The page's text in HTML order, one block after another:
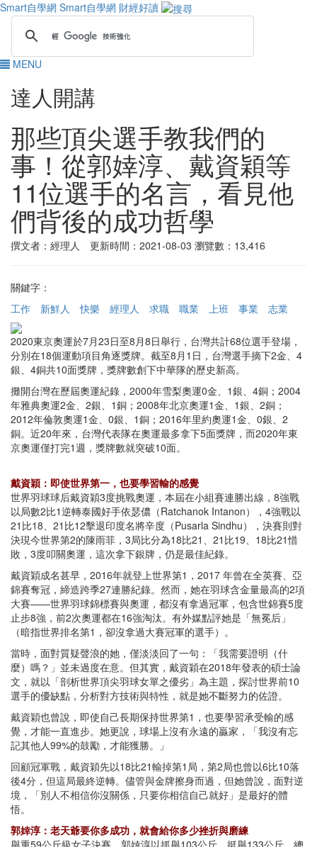
Smart自學網 Smart自學網 財經好讀
MENU
達人開講
那些頂尖選手教我們的
事！從郭婞淳、戴資穎等
11位選手的名言，看見他
們背後的成功哲學
撰文者：經理人 更新時間：2021-08-03 瀏覽數：13,416
關鍵字：
工作
新鮮人 快樂 經理人 求職 職業 上班 事業 志業
2020東京奧運於7月23日至8月8日舉行，台灣共計68位選手登場，
分別在18個運動項目角逐獎牌。截至8月1日，台灣選手摘下2金、4
銀、4銅共10面獎牌，獎牌數創下中華隊的歷史新高。
攤開台灣在歷屆奧運紀錄，2000年雪梨奧運0金、1銀、4銅；2004
年雅典奧運2金、2銀、1銅；2008年北京奧運1金、1銀、2銅；
2012年倫敦奧運1金、0銀、1銅；2016年里約奧運1金、0銀、2
銅。近20年來，台灣代表隊在奧運最多拿下5面獎牌，而2020年東
京奧運僅打完1週，獎牌數就突破10面。
戴資穎：即使世界第一，也要學習輸的感覺
世界羽球球后戴資穎3度挑戰奧運，本屆在小組賽連勝出線，8強戰
以局數2比1逆轉泰國好手依瑟儂（Ratchanok Intanon），4強戰以
21比18、21比12擊退印度名將辛度（Pusarla Sindhu），決賽則對
決現今世界第2的陳雨菲，3局比分為18比21、21比19、18比21惜
敗，3度叩關奧運，這次拿下銀牌，仍是最佳紀錄。
戴資穎成名甚早，2016年就登上世界第1，2017 年曾在全英賽、亞
錦賽奪冠，締造跨季27連勝紀錄。然而，她在羽球含金量最高的2項
大賽——世界羽球錦標賽與奧運，都沒有拿過冠軍，包含世錦賽5度
止步8強，前2次奧運都在16強淘汰。有外媒點評她是「無冕后」
（暗指世界排名第1，卻沒拿過大賽冠軍的選手）。
當時，面對質疑聲浪的她，僅淡淡回了一句：「我需要證明（什
麼）嗎？」並未過度在意。但其實，戴資穎在2018年發表的碩士論
文，就以「剖析世界頂尖羽球女單之優劣」為主題，探討世界前10
選手的優缺點，分析對方技術與特性，就是她不斷努力的佐證。
戴資穎也曾說，即使自己長期保持世界第1，也要學習承受輸的感
覺，才能一直進步。她更說，球場上沒有永遠的贏家，「我沒有忘
記其他人99%的鼓勵，才能獲勝。」
回顧冠軍戰，戴資穎先以18比21輸掉第1局，第2局也曾以6比10落
後4分，但這局最終逆轉。儘管與金牌擦身而過，但她曾說，面對逆
境，「別人不相信你沒關係，只要你相信自己就好」是最好的體
悟。
郭婞淳：老天爺要你多成功，就會給你多少挫折與磨練